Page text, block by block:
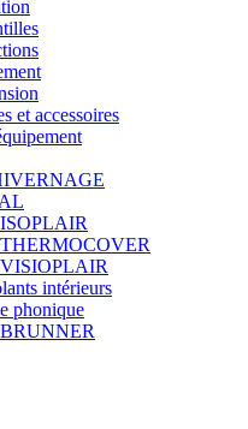
et accessoires
THERMOCOVER
VISIOPLAIR
intérieurs
phonique
BRUNNER